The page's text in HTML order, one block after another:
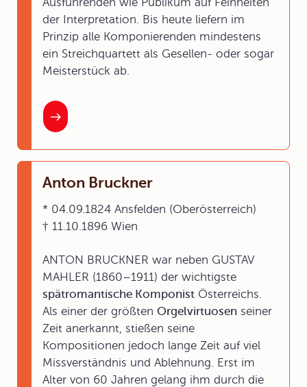
der Interpretation. Bis heute liefern im
Prinzip alle Komponierenden mindestens
ein Streichquartett als Gesellen- oder sogar
Meisterstück ab.
Anton Bruckner
* 04.09.1824 Ansfelden (Oberösterreich)
† 11.10.1896 Wien
ANTON BRUCKNER war neben GUSTAV
MAHLER (1860–1911) der wichtigste
spätromantische Komponist Österreichs.
Als einer der größten Orgelvirtuosen seiner
Zeit anerkannt, stießen seine
Kompositionen jedoch lange Zeit auf viel
Missverständnis und Ablehnung. Erst im
Alter von 60 Jahren gelang ihm durch die